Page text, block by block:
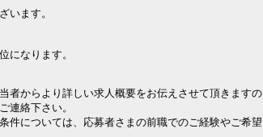
います。
になります。
者からより詳しい求人概要をお伝えさせて頂きますの
連絡下さい。
件については、応募者さまの前職でのご経験やご希望